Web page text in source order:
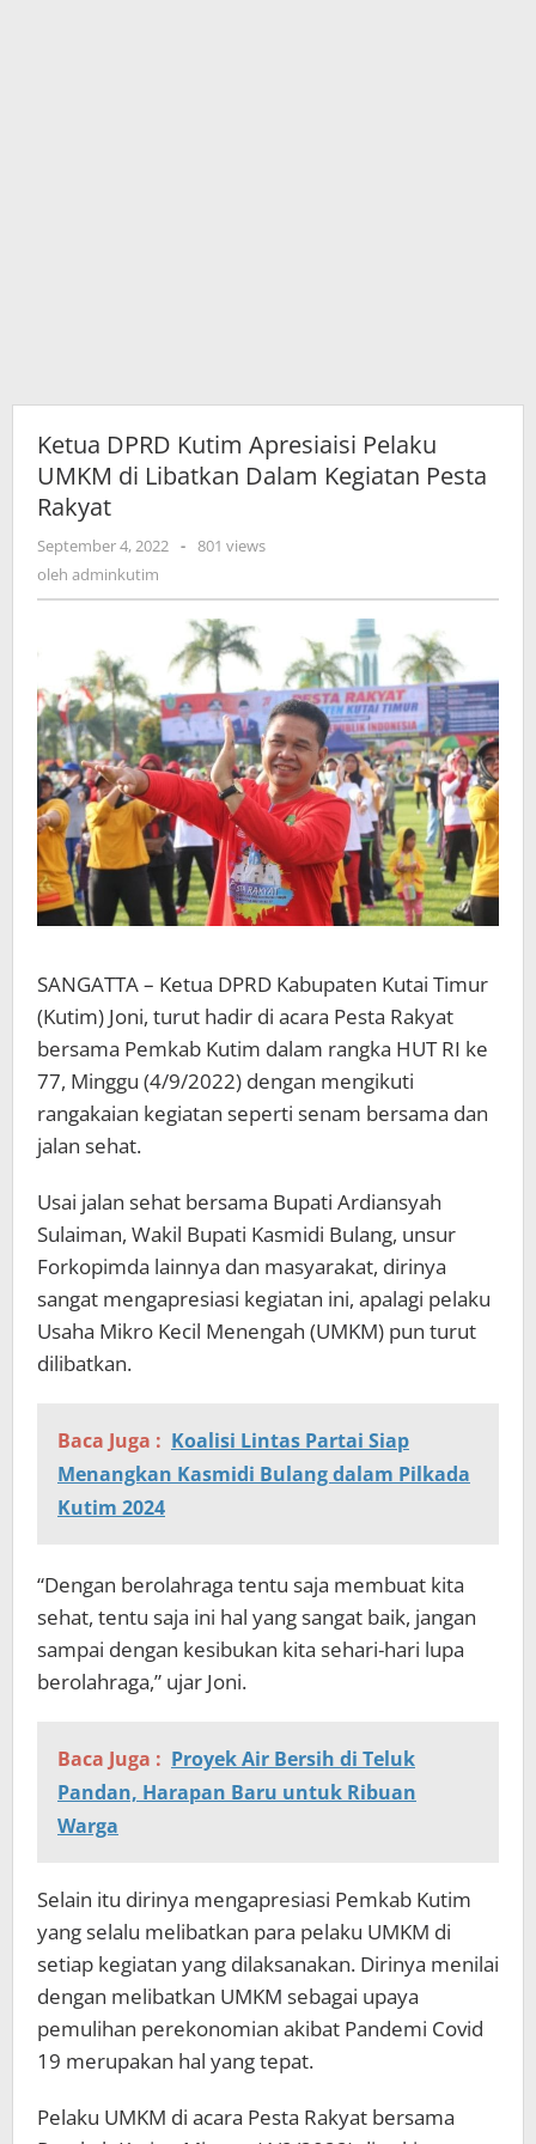
Ketua DPRD Kutim Apresiaisi Pelaku
UMKM di Libatkan Dalam Kegiatan Pesta
Rakyat
September 4, 2022 oleh
- 801 views
oleh adminkutim
SANGATTA – Ketua DPRD Kabupaten Kutai Timur
(Kutim) Joni, turut hadir di acara Pesta Rakyat
bersama Pemkab Kutim dalam rangka HUT RI ke
77, Minggu (4/9/2022) dengan mengikuti
rangakaian kegiatan seperti senam bersama dan
jalan sehat.
Usai jalan sehat bersama Bupati Ardiansyah
Sulaiman, Wakil Bupati Kasmidi Bulang, unsur
Forkopimda lainnya dan masyarakat, dirinya
sangat mengapresiasi kegiatan ini, apalagi pelaku
Usaha Mikro Kecil Menengah (UMKM) pun turut
dilibatkan.
Baca Juga : Koalisi Lintas Partai Siap
Menangkan Kasmidi Bulang dalam Pilkada
Kutim 2024
“Dengan berolahraga tentu saja membuat kita
sehat, tentu saja ini hal yang sangat baik, jangan
sampai dengan kesibukan kita sehari-hari lupa
berolahraga,” ujar Joni.
Baca Juga : Proyek Air Bersih di Teluk
Pandan, Harapan Baru untuk Ribuan
Warga
Selain itu dirinya mengapresiasi Pemkab Kutim
yang selalu melibatkan para pelaku UMKM di
setiap kegiatan yang dilaksanakan. Dirinya menilai
dengan melibatkan UMKM sebagai upaya
pemulihan perekonomian akibat Pandemi Covid
19 merupakan hal yang tepat.
Pelaku UMKM di acara Pesta Rakyat bersama